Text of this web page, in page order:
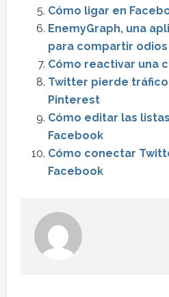
Cómo ligar en
EnemyGraph, una
para compartir odios
Cómo reactivar una
Twitter pierde
Pinterest
Cómo editar las
Facebook
Cómo conectar
Facebook